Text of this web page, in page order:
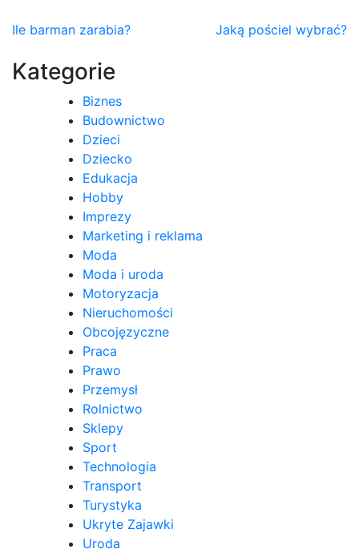
Nawigacja
wpisu
Ile barman zarabia? Jaką pościel wybrać?
Kategorie
Biznes
Budownictwo
Dzieci
Dziecko
Edukacja
Hobby
Imprezy
Marketing i reklama
Moda
Moda i uroda
Motoryzacja
Nieruchomości
Obcojęzyczne
Praca
Prawo
Przemysł
Rolnictwo
Sklepy
Sport
Technologia
Transport
Turystyka
Ukryte Zajawki
Uroda